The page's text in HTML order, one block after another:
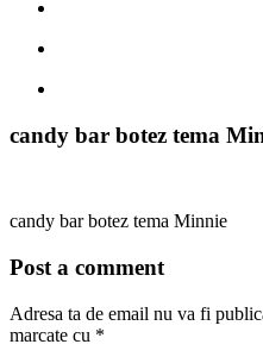
candy bar botez tema
candy bar botez tema Minnie
Post a comment
Adresa ta de email nu va fi
marcate cu *